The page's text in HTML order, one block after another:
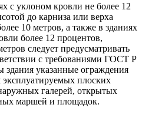
с уклоном кровли не более 12
до карниза или верха
10 метров, а также в зданиях
более 12 процентов,
следует предусматривать
с требованиями ГОСТ Р
здания указанные ограждения
эксплуатируемых плоских
галерей, открытых
маршей и площадок.